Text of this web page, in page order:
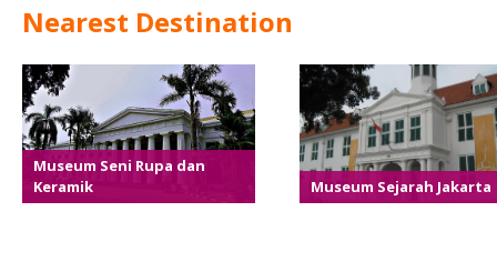
Nearest Destination
Museum Seni Rupa dan
Keramik
Museum Sejarah Jakarta